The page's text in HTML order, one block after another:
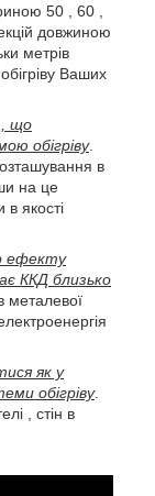
50 , 60 ,
довжиною
метрів
Ваших
, що
обігріву.
в
на це
якості
ефекту
ККД близько
металевої
як у
обігріву.
, стін в